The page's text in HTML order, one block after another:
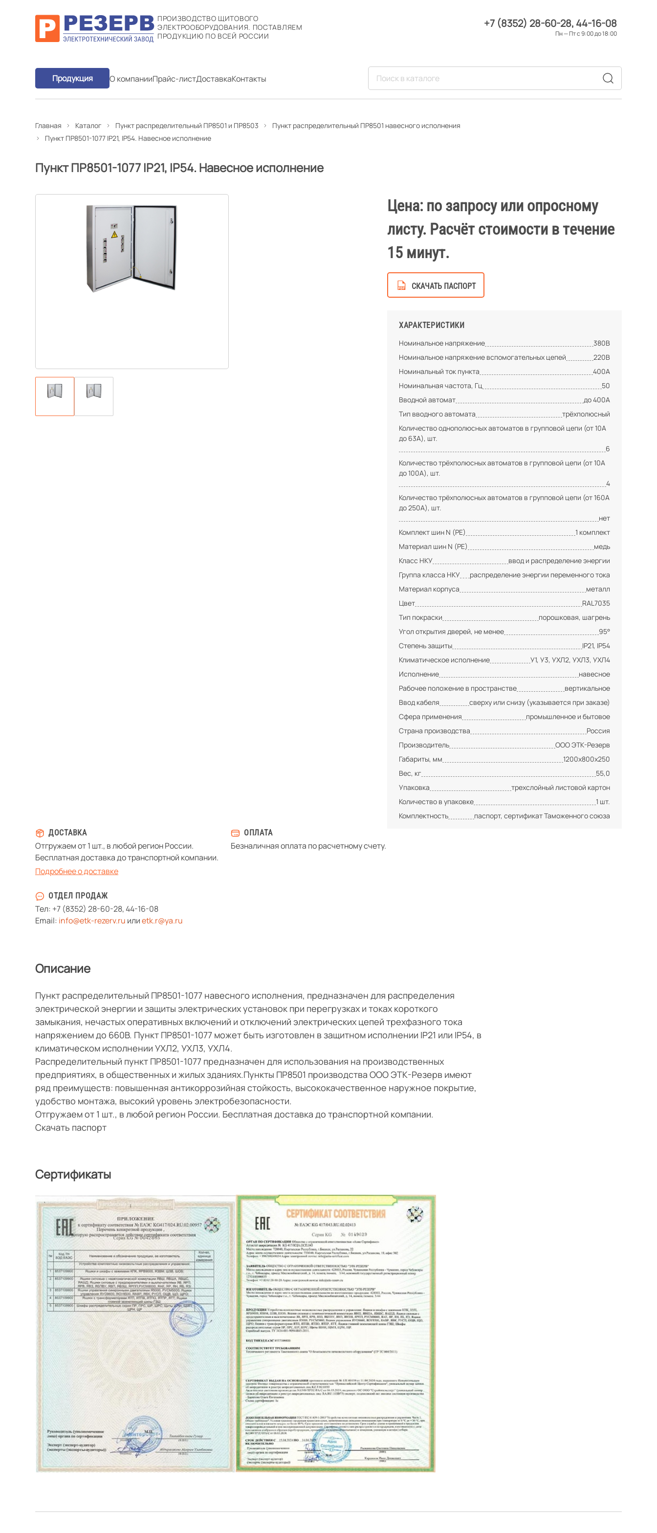
ПРОИЗВОДСТВО ЩИТОВОГО
ЭЛЕКТРООБОРУДОВАНИЯ. ПОСТАВЛЯЕМ
ПРОДУКЦИЮ ПО ВСЕЙ РОССИИ
+7 (8352) 28-60-28 44-16-08
Пн — Пт с 9:00 до 18:00
Продукция О компанииПрайс-листДоставкаКонтакты
Главная Каталог Пункт распределительный ПР8501 и ПР8503
Пункт распределительный ПР8501 навесного исполнения
Пункт ПР8501-1077 IP21, IP54. Навесное исполнение
Пункт ПР8501-1077 IP21, IP54. Навесное исполнение
Цена: по запросу или опросному
листу. Расчёт стоимости в течение
15 минут.
СКАЧАТЬ ПАСПОРТ
ХАРАКТЕРИСТИКИ
Номинальное напряжение
380В
Номинальное напряжение вспомогательных цепей
220В
Номинальный ток пункта
400А
Номинальная частота, Гц
50
Вводной автомат
до 400А
Тип вводного автомата
трёхполюсный
Количество однополюсных автоматов в групповой цепи (от 10А
до 63А), шт.
6
Количество трёхполюсных автоматов в групповой цепи (от 10А
до 100А), шт.
4
Количество трёхполюсных автоматов в групповой цепи (от 160А
до 250А), шт.
нет
Комплект шин N (PE)
1 комплект
Материал шин N (PE)
медь
Класс НКУ
ввод и распределение энергии
Группа класса НКУ
распределение энергии переменного тока
Материал корпуса
металл
Цвет
RAL7035
Тип покраски
порошковая, шагрень
Угол открытия дверей, не менее
95°
Степень защиты
IP21, IP54
Климатическое исполнение
У1, У3, УХЛ2, УХЛ3, УХЛ4
Исполнение
навесное
Рабочее положение в пространстве
вертикальное
Ввод кабеля
сверху или снизу (указывается при заказе)
Сфера применения
промышленное и бытовое
Страна производства
Россия
Производитель
ООО ЭТК-Резерв
Габариты, мм
1200х800х250
Вес, кг
55,0
Упаковка
трехслойный листовой картон
Количество в упаковке
1 шт.
Комплектность
паспорт, сертификат Таможенного союза
ДОСТАВКА
Отгружаем от 1 шт., в любой регион России.
Бесплатная доставка до транспортной компании.
Подробнее о доставке
ОПЛАТА
Безналичная оплата по расчетному счету.
ОТДЕЛ ПРОДАЖ
Тел: +7 (8352) 28-60-28,44-16-08
Email: info@etk-rezerv.ru илиetk.r@ya.ru
Описание
Пункт распределительный ПР8501-1077 навесного исполнения, предназначен для распределения
электрической энергии и защиты электрических установок при перегрузках и токах короткого
замыкания, нечастых оперативных включений и отключений электрических цепей трехфазного тока
напряжением до 660В. Пункт ПР8501-1077 может быть изготовлен в защитном исполнении IP21 или IP54, в
климатическом исполнении УХЛ2, УХЛ3, УХЛ4.
Распределительный пункт ПР8501-1077 предназначен для использования на производственных
предприятиях, в общественных и жилых зданиях.Пункты ПР8501 производства ООО ЭТК-Резерв имеют
ряд преимуществ: повышенная антикоррозийная стойкость, высококачественное наружное покрытие,
удобство монтажа, высокий уровень электробезопасности.
Отгружаем от 1 шт., в любой регион России. Бесплатная доставка до транспортной компании.
Скачать паспорт
Сертификаты